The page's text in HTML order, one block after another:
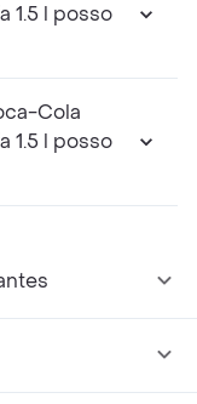
1.5 l posso
Cola
1.5 l posso